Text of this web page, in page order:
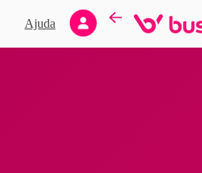
Ajuda